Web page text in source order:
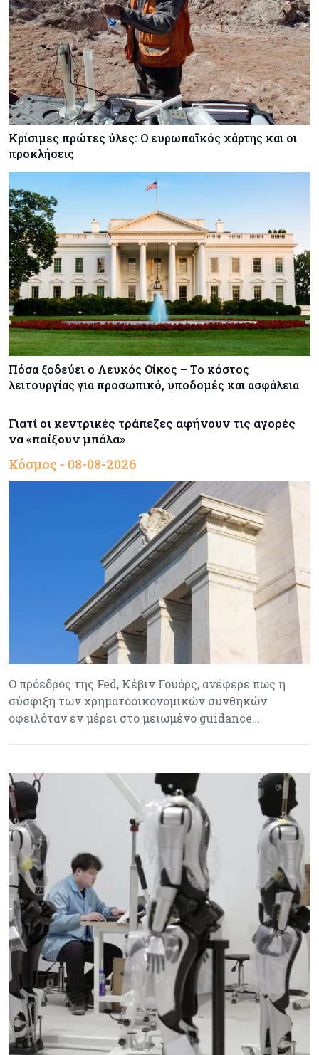
Κρίσιμες πρώτες ύλες: Ο ευρωπαϊκός χάρτης και οι
προκλήσεις
Πόσα ξοδεύει ο Λευκός Οίκος – Το κόστος
λειτουργίας για προσωπικό, υποδομές και ασφάλεια
Γιατί οι κεντρικές τράπεζες αφήνουν τις αγορές
να «παίξουν μπάλα»
Κόσμος - 08-08-2026
Ο πρόεδρος της Fed, Κέβιν Γουόρς, ανέφερε πως η
σύσφιξη των χρηματοοικονομικών συνθηκών
οφειλόταν εν μέρει στο μειωμένο guidance…